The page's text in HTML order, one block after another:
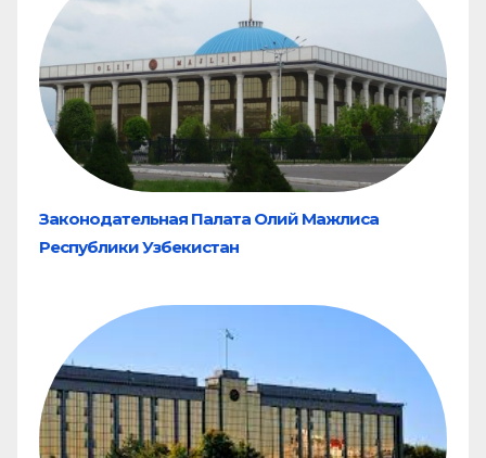
Законодательная Палата Олий Мажлиса
Республики Узбекистан